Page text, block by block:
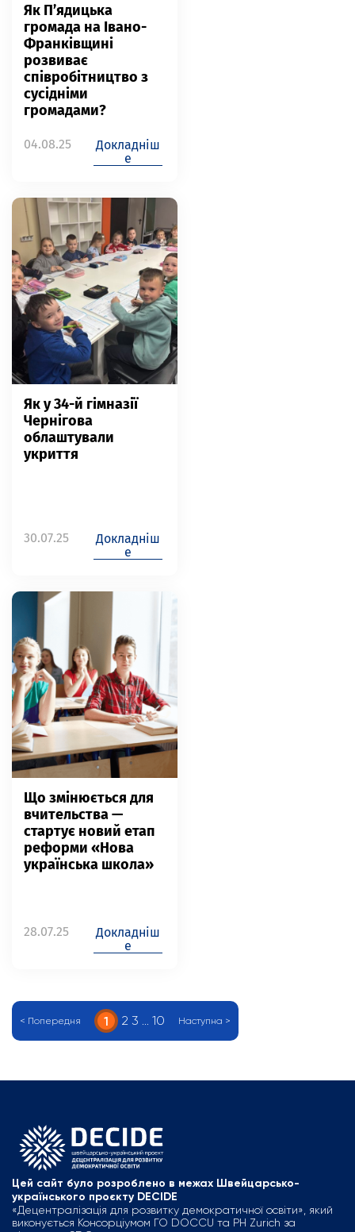
Як П’ядицька
громада на Івано-
Франківщині
розвиває
співробітництво з
сусідніми
громадами?
04.08.25
Докладніш
е
Як у 34-й гімназії
Чернігова
облаштували
укриття
30.07.25
Докладніш
е
Що змінюється для
вчительства —
стартує новий етап
реформи «Нова
українська школа»
28.07.25
Докладніш
е
< Попередня 1 2 3 10 Наступна >
Цей сайт було розроблено в межах Швейцарсько-
українського проєкту DECIDE
«Децентралізація для розвитку демократичної освіти», який
виконується Консорціумом ГО DOCCU та PH Zurich за